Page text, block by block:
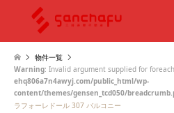
物件一覧
Warning: Invalid argument supplied for
ehq806a7n4awyj.com/public_html/wp-
content/themes/gensen_tcd050/
ラフォーレドール 307 バルコニー